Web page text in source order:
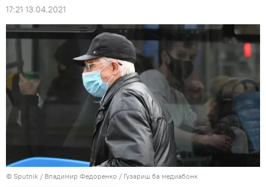
17:21 13.04.2021
© Sputnik / Владимир Федоренко / Гузариш ба медиабонк